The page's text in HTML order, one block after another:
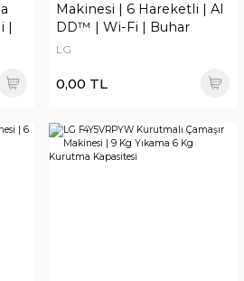
|
Makinesi | 6 Hareketli | AI
DD™ | Wi-Fi | Buhar
Özellikli
LG
0,00 TL